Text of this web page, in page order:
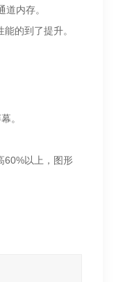
内存。
的到了提升。
。
60%以上，图形